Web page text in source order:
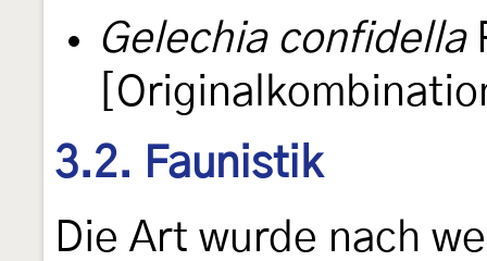
Gelechia confidella
3.2. Faunistik
Die Art wurde nach